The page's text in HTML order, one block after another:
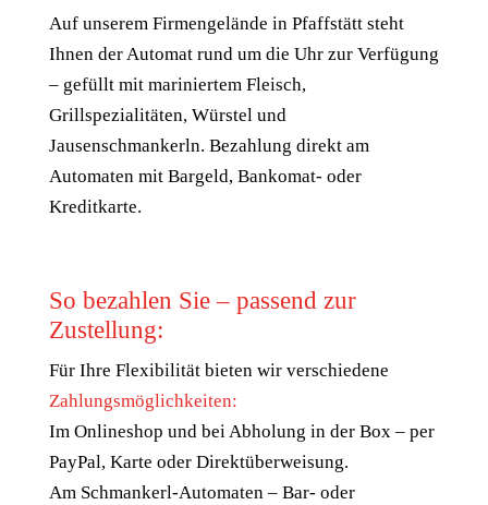
Auf unserem Firmengelände in Pfaffstätt steht
Ihnen der Automat rund um die Uhr zur Verfügung
– gefüllt mit mariniertem Fleisch,
Grillspezialitäten, Würstel und
Jausenschmankerln. Bezahlung direkt am
Automaten mit Bargeld, Bankomat- oder
Kreditkarte.
So bezahlen Sie – passend zur
Zustellung:
Für Ihre Flexibilität bieten wir verschiedene
Zahlungsmöglichkeiten:
Im Onlineshop und bei Abholung in der Box – per
PayPal, Karte oder Direktüberweisung.
Am Schmankerl-Automaten – Bar- oder